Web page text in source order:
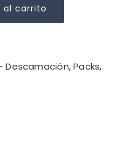
al carrito
Descamación,Packs,